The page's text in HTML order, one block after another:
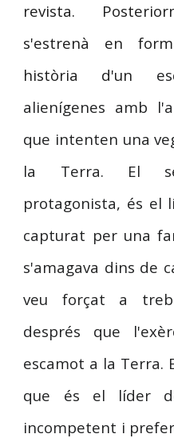
revista.
s'estrenà en
història d'un
alienígenes amb
que intenten una
la Terra. El
protagonista, és el
capturat per una
s'amagava dins de
veu forçat a
després que
escamot a la Terra.
que és el líder
incompetent i